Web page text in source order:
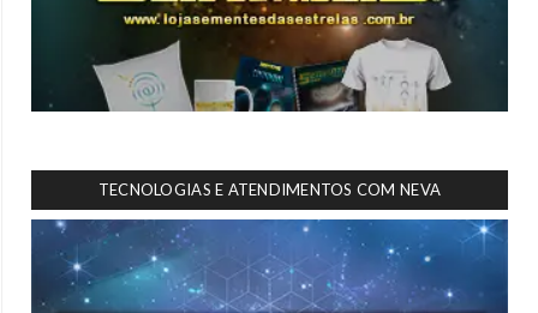
TECNOLOGIAS E ATENDIMENTOS COM NEVA